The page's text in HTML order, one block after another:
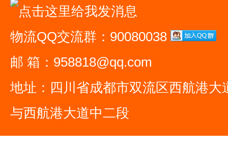
物流QQ交流群：90080038
邮 箱：958818@qq.com
地址：四川省成都市双流区西航港大
与西航港大道中二段